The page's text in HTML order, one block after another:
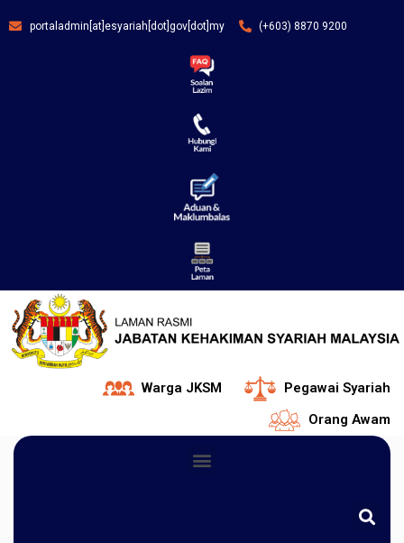
portaladmin[at]esyariah[dot]gov[dot]my (+603) 8870 9200
Warga JKSM
Pegawai Syariah
Orang Awam